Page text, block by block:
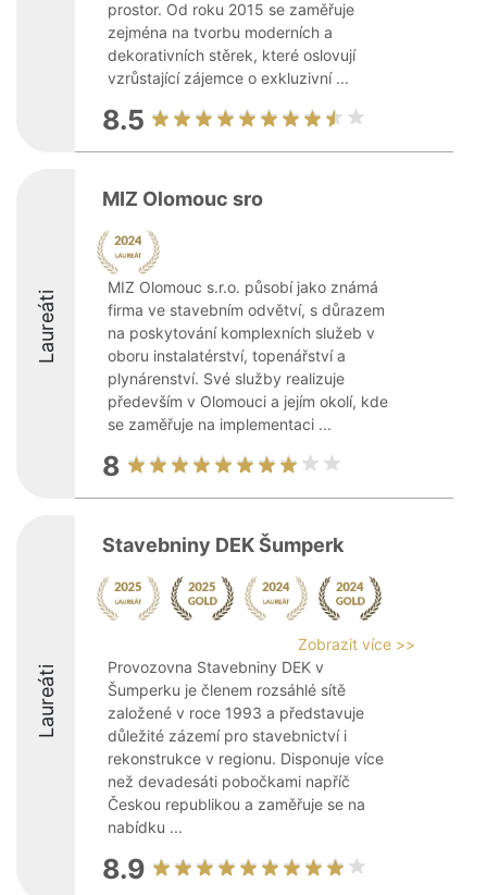
prostor. Od roku 2015 se zaměřuje
zejména na tvorbu moderních a
dekorativních stěrek, které oslovují
vzrůstající zájemce o exkluzivní ...
8.5
Laureáti
MIZ Olomouc sro
MIZ Olomouc s.r.o. působí jako známá
firma ve stavebním odvětví, s důrazem
na poskytování komplexních služeb v
oboru instalatérství, topenářství a
plynárenství. Své služby realizuje
především v Olomouci a jejím okolí, kde
se zaměřuje na implementaci ...
8
Laureáti
Stavebniny DEK Šumperk
Zobrazit více >>
Provozovna Stavebniny DEK v
Šumperku je členem rozsáhlé sítě
založené v roce 1993 a představuje
důležité zázemí pro stavebnictví i
rekonstrukce v regionu. Disponuje více
než devadesáti pobočkami napříč
Českou republikou a zaměřuje se na
nabídku ...
8.9